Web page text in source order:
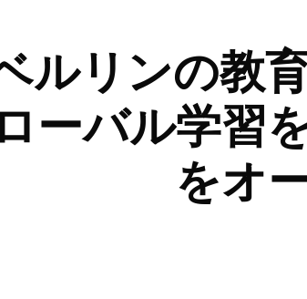
ルリンの教
ローバル学習
をオ